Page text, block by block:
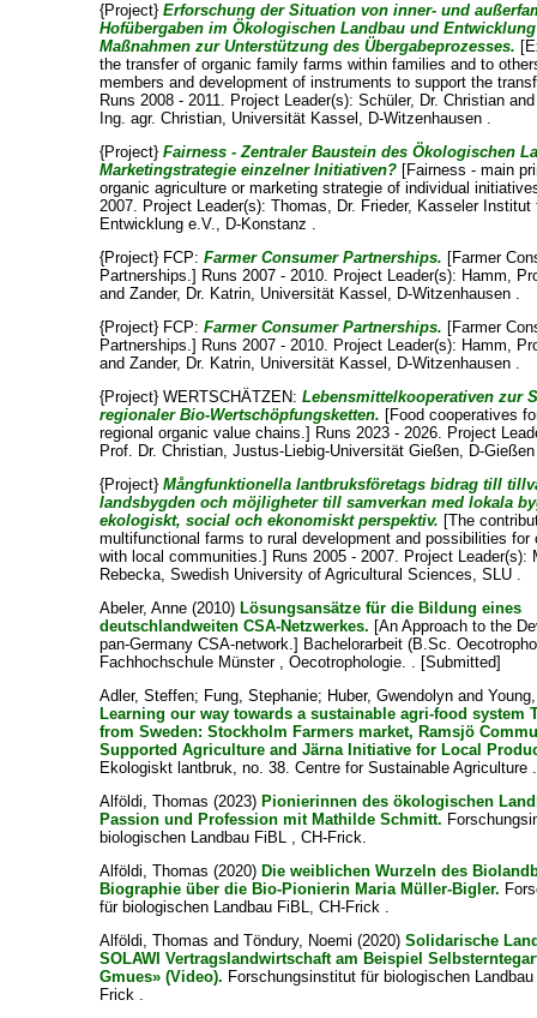
{Project}Erforschung der Situation von inner- und
Hofübergaben im Ökologischen Landbau und
Maßnahmen zur Unterstützung des Übergabeprozesses.
the transfer of organic family farms within families and to
members and development of instruments to support the
Runs 2008 - 2011. Project Leader(s):Schüler, Dr. Christian
Ing. agr. Christian, Universität Kassel, D-Witzenhausen .
{Project}Fairness - Zentraler Baustein des Ökologischen
Marketingstrategie einzelner Initiativen? [Fairness - main
organic agriculture or marketing strategie of individual
2007. Project Leader(s):Thomas, Dr. Frieder, Kasseler Institut
Entwicklung e.V., D-Konstanz .
{Project} FCP:Farmer Consumer Partnerships. [Farmer
Partnerships.] Runs 2007 - 2010. Project Leader(s): Hamm,
andZander, Dr. Katrin, Universität Kassel, D-Witzenhausen .
{Project} FCP:Farmer Consumer Partnerships. [Farmer
Partnerships.] Runs 2007 - 2010. Project Leader(s): Hamm,
andZander, Dr. Katrin, Universität Kassel, D-Witzenhausen .
{Project} WERTSCHÄTZEN:Lebensmittelkooperativen zur
regionaler Bio-Wertschöpfungsketten. [Food cooperatives
regional organic value chains.] Runs 2023 - 2026. Project
Prof. Dr. Christian, Justus-Liebig-Universität Gießen, D-
{Project}Mångfunktionella lantbruksföretags bidrag till
landsbygden och möjligheter till samverkan med lokala
ekologiskt, social och ekonomiskt perspektiv. [The
multifunctional farms to rural development and possibilities for
with local communities.] Runs 2005 - 2007. Project Leader(s):
Rebecka, Swedish University of Agricultural Sciences, SLU .
Abeler, Anne (2010) Lösungsansätze für die Bildung eines
deutschlandweiten CSA-Netzwerkes. [An Approach to the
pan-Germany CSA-network.] Bachelorarbeit (B.Sc.
Fachhochschule Münster , Oecotrophologie. . [Submitted]
Adler, Steffen; Fung, Stephanie; Huber, Gwendolyn and
Learning our way towards a sustainable agri-food system
from Sweden: Stockholm Farmers market, Ramsjö
Supported Agriculture and Järna Initiative for Local
Ekologiskt lantbruk, no. 38. Centre for Sustainable Agriculture .
Alföldi, Thomas (2023) Pionierinnen des ökologischen
Passion und Profession mit Mathilde Schmitt.
biologischen Landbau FiBL , CH-Frick.
Alföldi, Thomas (2020) Die weiblichen Wurzeln des
Biographie über die Bio-Pionierin Maria Müller-Bigler.
für biologischen Landbau FiBL, CH-Frick .
Alföldi, Thomas andTöndury, Noemi (2020)Solidarische
SOLAWI Vertragslandwirtschaft am Beispiel
Gmues» (Video). Forschungsinstitut für biologischen
Frick .